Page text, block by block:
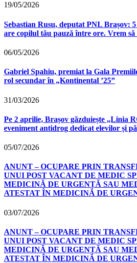
19/05/2026
Sebastian Rusu, deputat PNL Brașov:
are copilul tău pauză între ore. Vrem să
06/05/2026
Gabriel Spahiu, premiat la Gala
rol secundar în „Kontinental ’25”
31/03/2026
Pe 2 aprilie, Brașov găzduiește „Linia
eveniment antidrog dedicat elevilor și
05/07/2026
ANUNȚ – OCUPARE PRIN
UNUI POST VACANT DE MEDIC
MEDICINĂ DE URGENȚĂ SAU
ATESTAT ÎN MEDICINĂ DE
03/07/2026
ANUNȚ – OCUPARE PRIN
UNUI POST VACANT DE MEDIC
MEDICINĂ DE URGENȚĂ SAU
ATESTAT ÎN MEDICINĂ DE